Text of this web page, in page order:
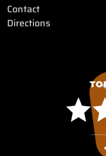
Contact
Directions